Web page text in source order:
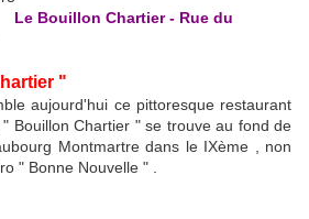
Le Bouillon Chartier - Rue du
"
aujourd'hui ce pittoresque restaurant
Bouillon Chartier " se trouve au fond de
Montmartre dans le IXème , non
" Bonne Nouvelle " .